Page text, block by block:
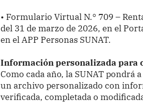
• Formulario Virtual N.° 709 –
del 31 de marzo de 2026, en el
en el APP Personas SUNAT.
Información personalizada para
Como cada año, la SUNAT pondrá
un archivo personalizado con
verificada, completada o